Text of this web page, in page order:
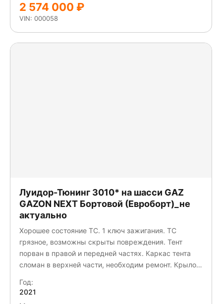
2 574 000 ₽
VIN: 000058
Луидор-Тюнинг 3010* на шасси GAZ
GAZON NEXT Бортовой (Евроборт)_не
актуально
Хорошее состояние ТС. 1 ключ зажигания. ТС
грязное, возможны скрыты повреждения. Тент
порван в правой и передней частях. Каркас тента
сломан в верхней части, необходим ремонт. Крыло
Зеркало правое разбито. Задняя стенка кабины
Год:
2021